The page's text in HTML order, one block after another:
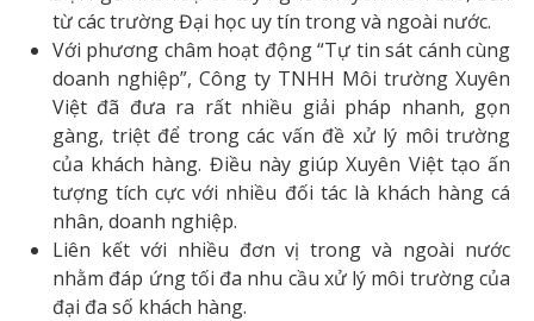
từ các trường Đại học uy tín trong và ngoài nước.
Với phương châm hoạt động “Tự tin sát cánh cùng
doanh nghiệp”, Công ty TNHH Môi trường Xuyên
Việt đã đưa ra rất nhiều giải pháp nhanh, gọn
gàng, triệt để trong các vấn đề xử lý môi trường
của khách hàng. Điều này giúp Xuyên Việt tạo ấn
tượng tích cực với nhiều đối tác là khách hàng cá
nhân, doanh nghiệp.
Liên kết với nhiều đơn vị trong và ngoài nước
nhằm đáp ứng tối đa nhu cầu xử lý môi trường của
đại đa số khách hàng.